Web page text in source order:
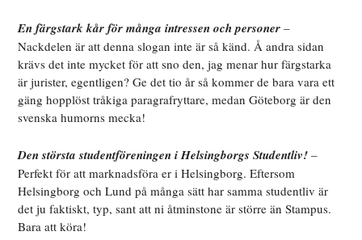
En färgstark kår för många intressen och personer –
Nackdelen är att denna slogan inte är så känd. Å andra sidan
krävs det inte mycket för att sno den, jag menar hur färgstarka
är jurister, egentligen? Ge det tio år så kommer de bara vara ett
gäng hopplöst tråkiga paragrafryttare, medan Göteborg är den
svenska humorns mecka!
Den största studentföreningen i Helsingborgs Studentliv! –
Perfekt för att marknadsföra er i Helsingborg. Eftersom
Helsingborg och Lund på många sätt har samma studentliv är
det ju faktiskt, typ, sant att ni åtminstone är större än Stampus.
Bara att köra!